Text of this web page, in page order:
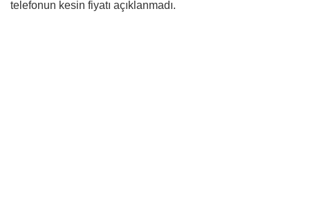
telefonun kesin fiyatı açıklanmadı.